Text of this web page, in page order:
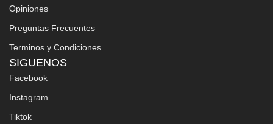
Opiniones
Preguntas Frecuentes
Terminos y Condiciones
SIGUENOS
Facebook
Instagram
Tiktok